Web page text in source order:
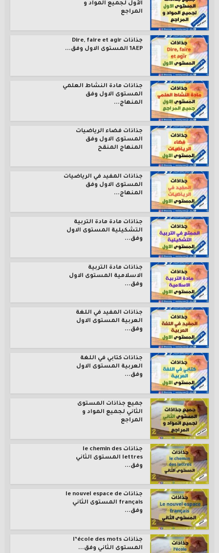
الأول لجميع المواد و
المراجع
جذاذات Dire, faire et agir
1AEP المستوى الاول وفق...
جذاذات مادة النشاط العلمي
المستوى الاول وفق
المنهاج...
جذاذات فضاء الرياضيات
المستوى الاول وفق
المنهاج المنقح
جذاذات المفيد في الرياضيات
المستوى الاول وفق
المنهاج...
جذاذات مادة مادة التربية
التشكيلية المستوى الاول
وفق...
جذاذات مادة التربية
الاسلامية المستوى الاول
وفق...
جذاذات المفيد في اللغة
العربية المستوى الاول
وفق...
جذاذات كتابي في اللغة
العربية المستوى الاول
وفق...
جميع جذاذات المستوى
الثاني لجميع المواد و
المراجع
جذاذات le chemin des
lettres المستوى الثاني
وفق...
جذاذات le nouvel espace de
français المستوى الثاني
وفق...
جذاذات l’école des mots
المستوى الثاني وفق...